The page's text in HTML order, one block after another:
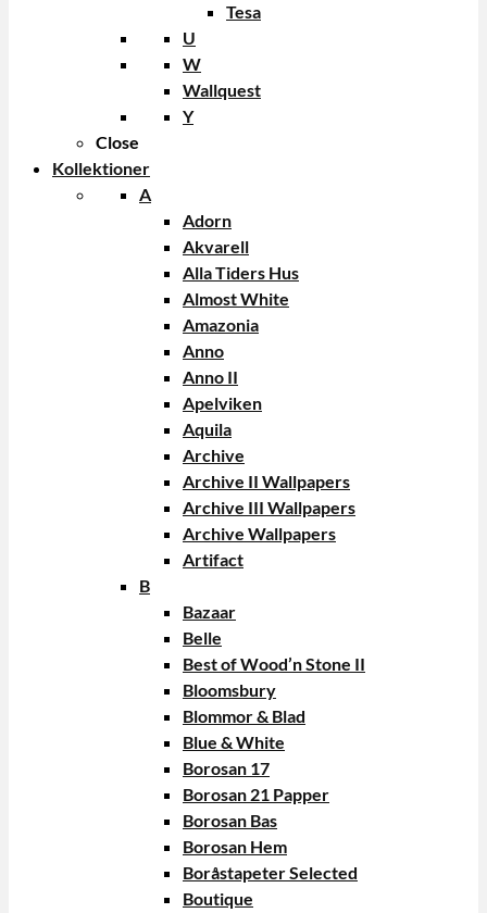
Tesa
U
W
Wallquest
Y
Close
Kollektioner
A
Adorn
Akvarell
Alla Tiders Hus
Almost White
Amazonia
Anno
Anno II
Apelviken
Aquila
Archive
Archive II Wallpapers
Archive III Wallpapers
Archive Wallpapers
Artifact
B
Bazaar
Belle
Best of Wood’n Stone II
Bloomsbury
Blommor & Blad
Blue & White
Borosan 17
Borosan 21 Papper
Borosan Bas
Borosan Hem
Boråstapeter Selected
Boutique